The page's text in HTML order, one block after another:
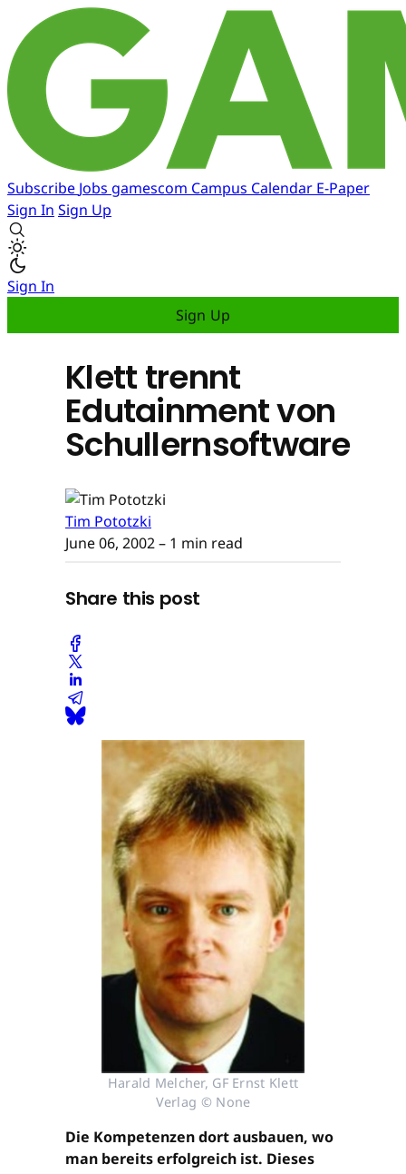
Subscribe Jobs gamescom Campus Calendar E-Paper
Sign In Sign Up
Sign In
Sign Up
Klett trennt
Edutainment von
Schullernsoftware
Tim Pototzki
June 06, 2002– 1 min read
Share this post
Harald Melcher, GF Ernst Klett
Verlag © None
Die Kompetenzen dort ausbauen, wo
man bereits erfolgreich ist. Dieses